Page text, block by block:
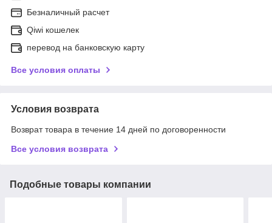
Безналичный расчет
Qiwi кошелек
перевод на банковскую карту
Все условия оплаты
Условия возврата
Возврат товара в течение 14 дней по договоренности
Все условия возврата
Подобные товары компании